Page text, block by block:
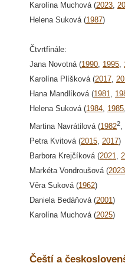
Karolína Muchová (2023,
Helena Suková (1987)
Čtvrtfinále:
Jana Novotná (1990, 1995,
Karolína Plíšková (2017,
Hana Mandlíková (1981,
Helena Suková (1984, 1985,
Martina Navrátilová (19822,
Petra Kvitová (2015, 2017)
Barbora Krejčíková (2021,
Markéta Vondroušová (2023
Věra Suková (1962)
Daniela Bedáňová (2001)
Karolína Muchová (2025)
Čeští a